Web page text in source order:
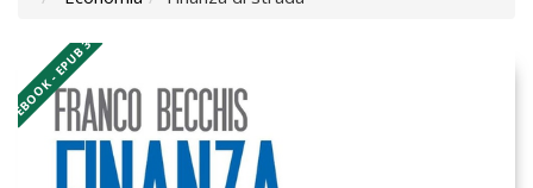
EBOOK - EPUB 3